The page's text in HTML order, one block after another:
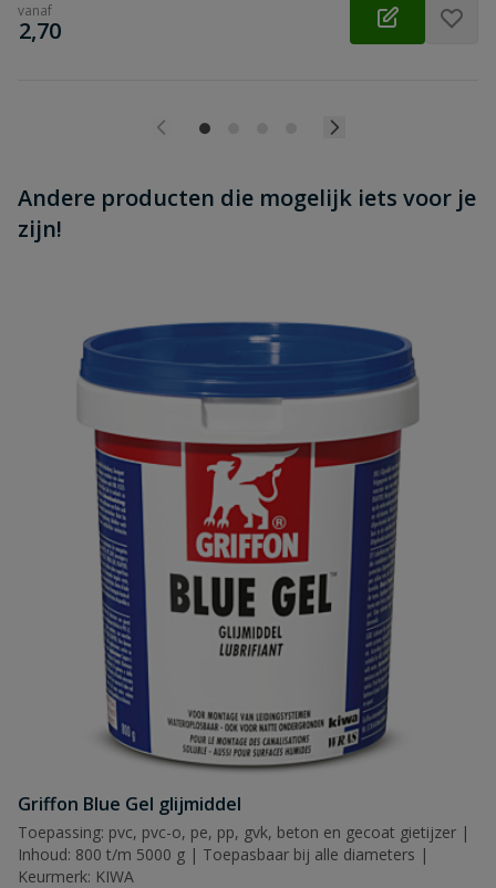
vanaf
€
2,70
Andere producten die mogelijk iets voor je
zijn!
Griffon Blue Gel glijmiddel
Toepassing: pvc, pvc-o, pe, pp, gvk, beton en gecoat gietijzer |
Inhoud: 800 t/m 5000 g | Toepasbaar bij alle diameters |
Keurmerk: KIWA